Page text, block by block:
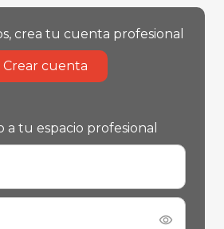
crea tu cuenta profesional
Crear cuenta
a tu espacio profesional